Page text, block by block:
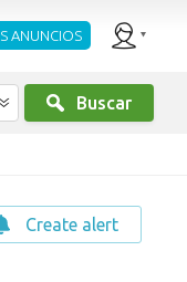
ANUNCIOS
Buscar
Create alert